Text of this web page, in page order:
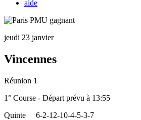
aide
jeudi 23 janvier
Vincennes
Réunion 1
1° Course - Départ prévu à 13:55
Quinte
6-2-12-10-4-5-3-7